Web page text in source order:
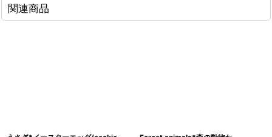
関連商品